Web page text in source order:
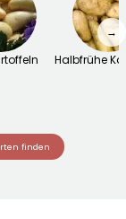
Halbfrühe
→
finden